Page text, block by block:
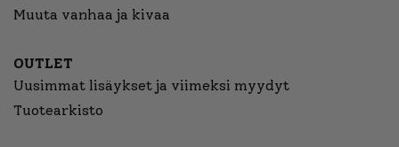
Muuta vanhaa ja kivaa
OUTLET
Uusimmat lisäykset ja viimeksi myydyt
Tuotearkisto